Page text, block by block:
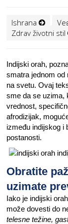
Ishrana
Zdrav životni stil
Indijski orah,
smatra jednom od
na svetu. Ovaj
sme da se uzima,
vrednost,
afrodizijak,
između indijskog i
postanosti.
Obratite
uzimate
Iako je indijski
može dovesti do
telesne težine,